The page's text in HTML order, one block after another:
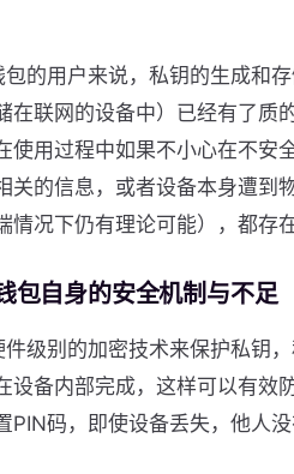
的用户来说，私钥的生成和
在联网的设备中）已经有了质
使用过程中如果不小心在不安
关的信息，或者设备本身遭到
情况下仍有理论可能），都存
包自身的安全机制与不足
级别的加密技术来保护私钥
设备内部完成，这样可以有效
PIN码，即使设备丢失，他人